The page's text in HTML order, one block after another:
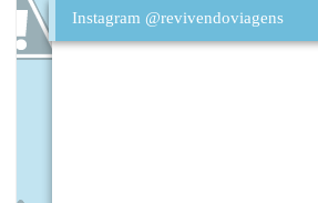
Instagram @revivendoviagens